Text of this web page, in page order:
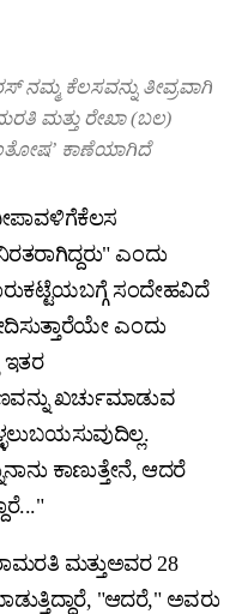
ನಮ್ಮ ಕೆಲಸವನ್ನು ತೀವ್ರವಾಗಿ
ಮತ್ತು ರೇಖಾ (ಬಲ)
ಕಾಣೆಯಾಗಿದೆ
ಎಂದು
ಸಂದೇಹವಿದೆ
ಎಂದು
ಇತರ
ಖರ್ಚುಮಾಡುವ
ಕಾಣುತ್ತೇನೆ, ಆದರೆ
ಮತ್ತುಅವರ 28
"ಆದರೆ," ಅವರು